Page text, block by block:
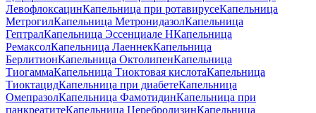
ЛевофлоксацинКапельница при ротавирусеКапельница
МетрогилКапельница МетронидазолКапельница
ГептралКапельница Эссенциале НКапельница
РемаксолКапельница ЛаеннекКапельница
БерлитионКапельница ОктолипенКапельница
ТиогаммаКапельница Тиоктовая кислотаКапельница
ТиоктацидКапельница при диабетеКапельница
ОмепразолКапельница ФамотидинКапельница при
панкреатитеКапельница ЦеребролизинКапельница